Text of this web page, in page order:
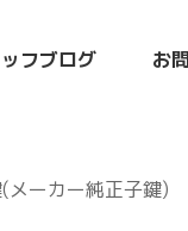
フブログ
お
ーカー純正子鍵)